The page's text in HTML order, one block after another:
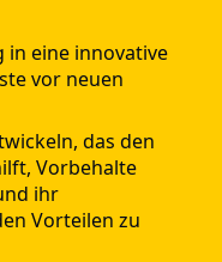
in eine innovative
vor neuen
das den
Vorbehalte
ihr
Vorteilen zu